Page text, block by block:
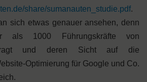
share/sumanauten_studie.pdf.
sich etwas genauer ansehen, denn
als 1000 Führungskräfte von
und deren Sicht auf die
Optimierung für Google und Co.